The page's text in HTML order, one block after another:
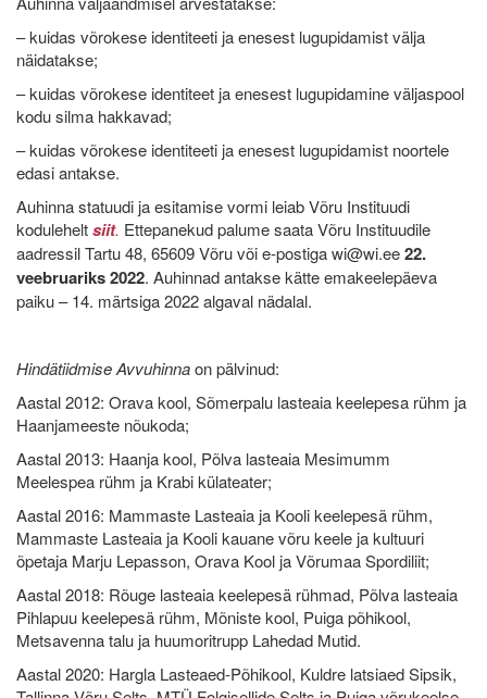
– kuidas võrokese identiteeti ja enesest lugupidamist välja
näidatakse;
– kuidas võrokese identiteet ja enesest lugupidamine väljaspool
kodu silma hakkavad;
– kuidas võrokese identiteeti ja enesest lugupidamist noortele
edasi antakse.
Auhinna statuudi ja esitamise vormi leiab Võru Instituudi
koduleheltsiit. Ettepanekud palume saata Võru Instituudile
aadressil Tartu 48, 65609 Võru või e-postiga wi@wi.ee22.
veebruariks 2022. Auhinnad antakse kätte emakeelepäeva
paiku – 14. märtsiga 2022 algaval nädalal.
Hindätiidmise Avvuhinnaon pälvinud:
Aastal 2012: Orava kool, Sõmerpalu lasteaia keelepesa rühm ja
Haanjameeste nõukoda;
Aastal 2013: Haanja kool, Põlva lasteaia Mesimumm
Meelespea rühm ja Krabi külateater;
Aastal 2016: Mammaste Lasteaia ja Kooli keelepesä rühm,
Mammaste Lasteaia ja Kooli kauane võru keele ja kultuuri
õpetaja Marju Lepasson, Orava Kool ja Võrumaa Spordiliit;
Aastal 2018: Rõuge lasteaia keelepesä rühmad, Põlva lasteaia
Pihlapuu keelepesä rühm, Mõniste kool, Puiga põhikool,
Metsavenna talu ja huumoritrupp Lahedad Mutid.
Aastal 2020: Hargla Lasteaed-Põhikool, Kuldre latsiaed Sipsik,